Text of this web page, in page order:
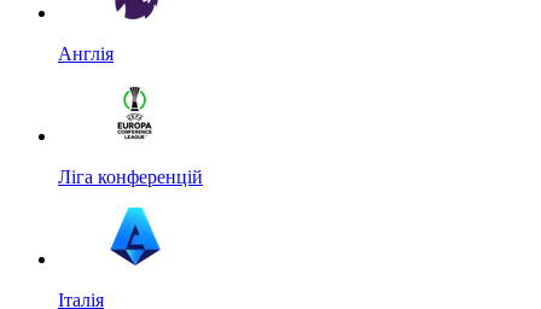
Англія
Ліга конференцій
Італія